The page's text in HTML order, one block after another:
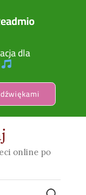
dla
online po
Szukaj: